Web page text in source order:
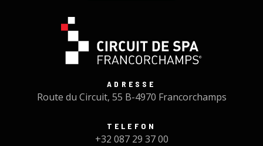
ADRESSE
Route du Circuit, 55 B-4970 Francorchamps
TELEFON
+32 087 29 37 00